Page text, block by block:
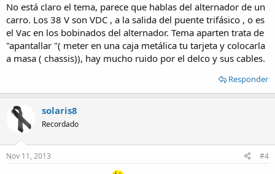
No está claro el tema, parece que hablas del alternador de un
carro. Los 38 V son VDC , a la salida del puente trifásico , o es
el Vac en los bobinados del alternador. Tema aparten trata de
"apantallar "( meter en una caja metálica tu tarjeta y colocarla
a masa ( chassis)), hay mucho ruido por el delco y sus cables.
Responder
solaris8
Recordado
Nov 11, 2013 #4